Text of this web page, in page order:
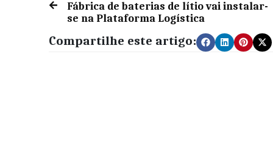
Fábrica de baterias de lítio vai instalar-
se na Plataforma Logística
Compartilhe este artigo: